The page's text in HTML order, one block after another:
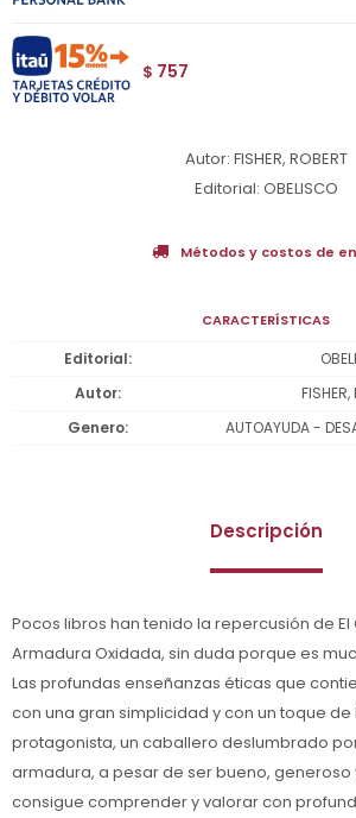
$ 757
Autor: FISHER, ROBERT
Editorial: OBELISCO
Métodos y costos de
CARACTERÍSTICAS
Editorial
Autor
FISHER,
Genero
AUTOAYUDA -
Descripción
Pocos libros han tenido la repercusión de
Armadura Oxidada, sin duda porque es
Las profundas enseñanzas éticas que
con una gran simplicidad y con un toque de
protagonista, un caballero deslumbrado
armadura, a pesar de ser bueno, generoso
consigue comprender y valorar con